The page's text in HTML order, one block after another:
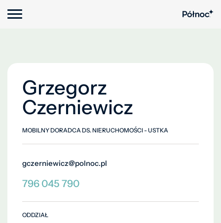
Grzegorz
Czerniewicz
MOBILNY DORADCA DS. NIERUCHOMOŚCI - USTKA
gczerniewicz@polnoc.pl
796 045 790
ODDZIAŁ